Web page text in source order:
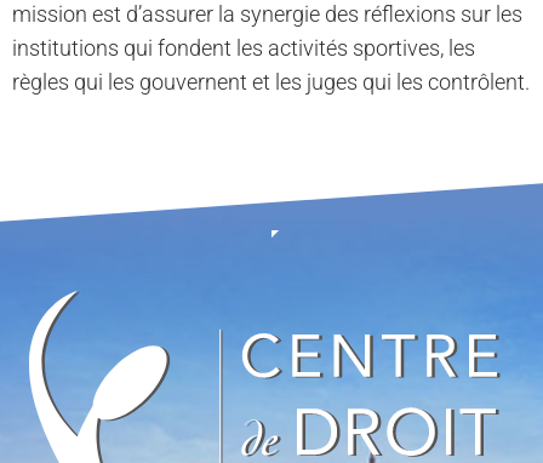
mission est d’assurer la synergie des réflexions sur les
institutions qui fondent les activités sportives, les
règles qui les gouvernent et les juges qui les contrôlent.